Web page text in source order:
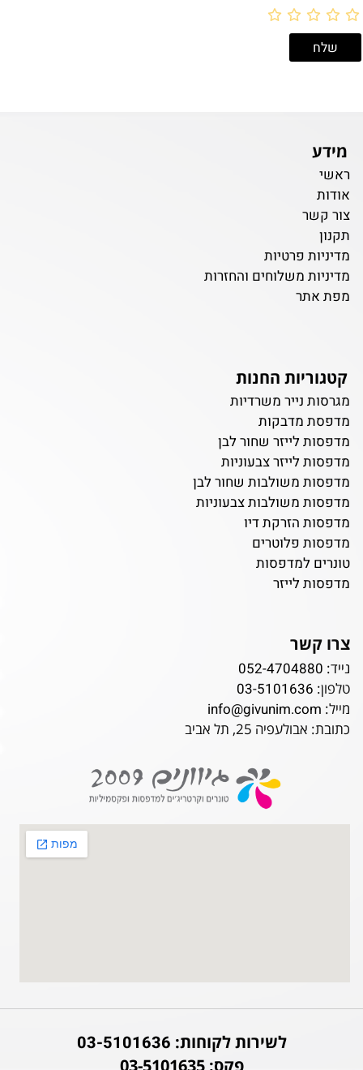
מידע
ראשי
אודות
צור קשר
תקנון
מדיניות פרטיות
מדיניות משלוחים והחזרות
מפת אתר
קטגוריות החנות
מגרסות נייר משרדיות
מדפסת מדבקות
מדפסות לייזר שחור לבן
מדפסות לייזר צבעוניות
מדפסות משולבות שחור לבן
מדפסות משולבות צבעוניות
מדפסות הזרקת דיו
מדפסות פלוטרים
טונרים למדפסות
מדפסות לייזר
צרו קשר
נייד: 052-4704880
טלפון: 03-5101636
מייל: info@givunim.com
כתובת: אבולעפיה 25, תל אביב
לשירות לקוחות: 03-5101636
פקס: 03-5101635